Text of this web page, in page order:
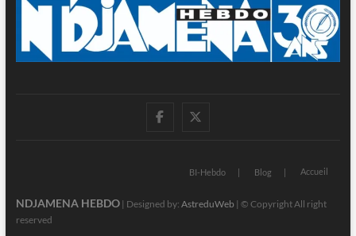
facebook
BI-Hebdo Blog Accueil
NDJAMENA HEBDO| Designed by: AstreduWeb | © Copyright All right
reserved